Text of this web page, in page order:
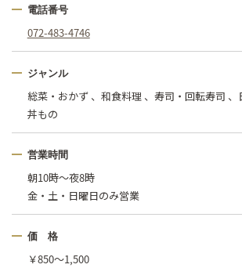
電話番号
072-483-4746
ジャンル
総菜・おかず 、和食料理 、寿司・回転寿司 、
丼もの
営業時間
朝10時〜夜8時
金・土・日曜日のみ営業
価 格
￥850〜1,500